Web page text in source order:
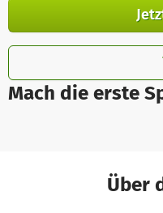
Mach die erste
Über